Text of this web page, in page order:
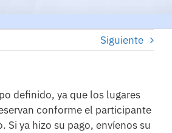
Siguiente
definido, ya que los lugares
conforme el participante
Si ya hizo su pago, envíenos su